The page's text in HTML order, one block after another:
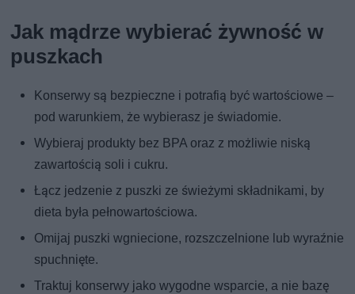
Jak mądrze wybierać żywność w
puszkach
Konserwy są bezpieczne i potrafią być wartościowe –
pod warunkiem, że wybierasz je świadomie.
Wybieraj produkty bez BPA oraz z możliwie niską
zawartością soli i cukru.
Łącz jedzenie z puszki ze świeżymi składnikami, by
dieta była pełnowartościowa.
Omijaj puszki wgniecione, rozszczelnione lub wyraźnie
spuchnięte.
Traktuj konserwy jako wygodne wsparcie, a nie bazę